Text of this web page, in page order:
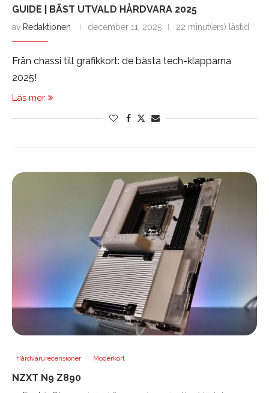
GUIDE | BÄST UTVALD HÅRDVARA 2025
av Redaktionen december 11, 2025 22 minut(ers) lästid
Från chassi till grafikkort: de bästa tech-klapparna
2025!
Läs mer
Hårdvarurecensioner Moderkort
NZXT N9 Z890